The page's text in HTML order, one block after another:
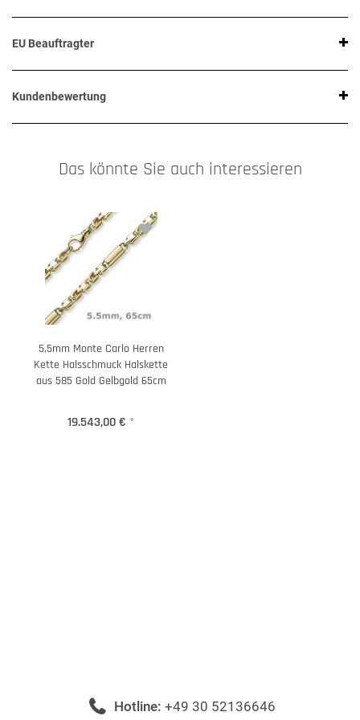
EU Beauftragter
Kundenbewertung
Das könnte Sie auch interessieren
5,5mm Monte Carlo Herren
Kette Halsschmuck Halskette
aus 585 Gold Gelbgold 65cm
19.543,00 € *
Hotline: +49 30 52136646